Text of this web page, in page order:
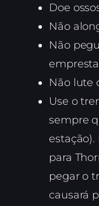
Doe
Não
Não
Não lute
Use o
sempre
para
pegar o
causará